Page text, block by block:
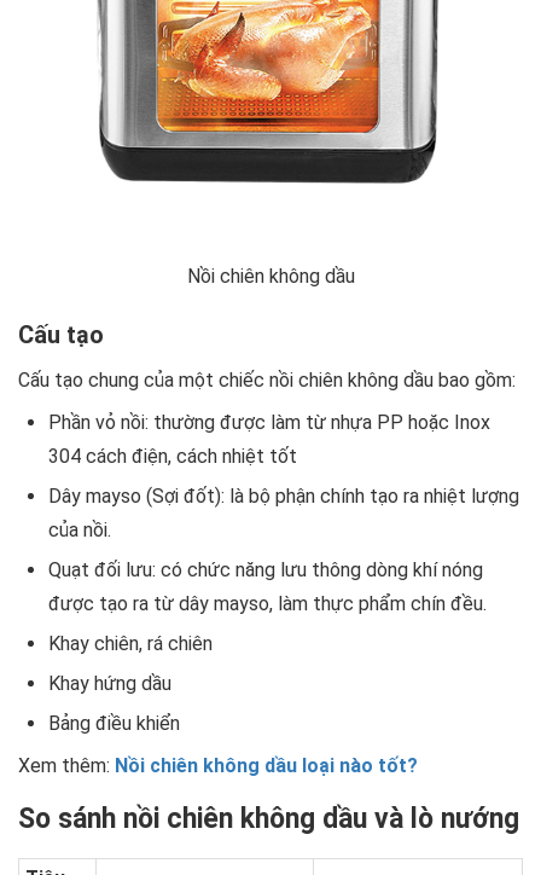
Nồi chiên không dầu
Cấu tạo
Cấu tạo chung của một chiếc nồi chiên không dầu bao gồm:
Phần vỏ nồi: thường được làm từ nhựa PP hoặc Inox
304 cách điện, cách nhiệt tốt
Dây mayso (Sợi đốt): là bộ phận chính tạo ra nhiệt lượng
của nồi.
Quạt đối lưu: có chức năng lưu thông dòng khí nóng
được tạo ra từ dây mayso, làm thực phẩm chín đều.
Khay chiên, rá chiên
Khay hứng dầu
Bảng điều khiển
Xem thêm: Nồi chiên không dầu loại nào tốt?
So sánh nồi chiên không dầu và lò nướng